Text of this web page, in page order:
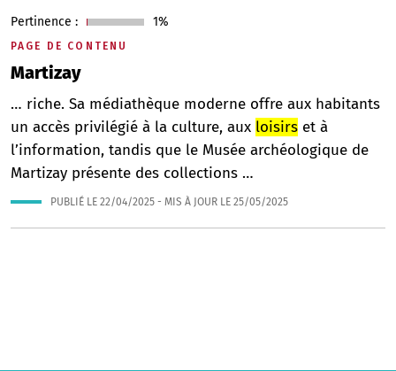
PAGE DE CONTENU
Martizay
Pertinence : 1%
… riche. Sa médiathèque moderne offre aux habitants
un accès privilégié à la culture, aux loisirs et à
l’information, tandis que le Musée archéologique de
Martizay présente des collections …
PUBLIÉ LE 22/04/2025 - MIS À JOUR LE 25/05/2025